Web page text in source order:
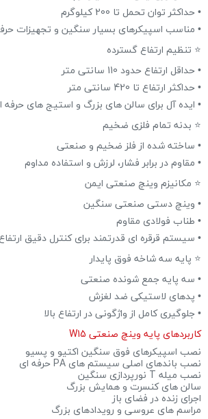
• حداکثر توان تحمل تا 200 کیلوگرم
• مناسب اسپیکرهای بسیار سنگین و تجهیزات
⭐ تنظیم ارتفاع گسترده
• حداقل ارتفاع حدود 110 سانتی متر
• حداکثر ارتفاع تا 420 سانتی متر
• ایده آل برای سالن های بزرگ و استیج های حرفه
⭐ بدنه تمام فلزی ضخیم
• ساخته شده از فلز ضخیم و صنعتی
• مقاوم در برابر فشار، لرزش و استفاده مداوم
⭐ مکانیزم وینچ صنعتی ایمن
• وینچ دستی صنعتی سنگین
• طناب فولادی مقاوم
• سیستم قرقره ای قدرتمند برای کنترل دقیق
⭐ پایه سه شاخه فوق پایدار
• سه پایه جمع شونده صنعتی
• پدهای لاستیکی ضد لغزش
• جلوگیری کامل از واژگونی در ارتفاع بالا
کاربردهای پایه وینچ صنعتی W15
نصب اسپیکرهای فوق سنگین اکتیو و پسیو
نصب باندهای اصلی سیستم های PA حرفه ای
نصب میله T نورپردازی سنگین
سالن های کنسرت و همایش بزرگ
اجرای زنده در فضای باز
مراسم های عروسی و رویدادهای بزرگ